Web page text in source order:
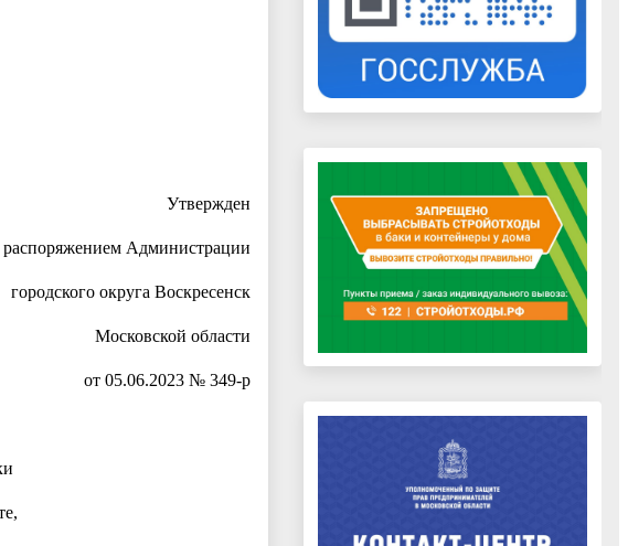
Утвержден
распоряжением Администрации
городского округа Воскресенск
Московской области
от 05.06.2023 № 349-р